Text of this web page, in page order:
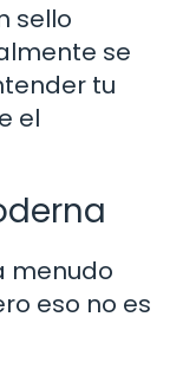
sello
se
tu
el
menudo
eso no es